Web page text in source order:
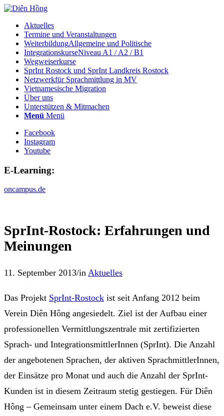
Aktuelles
Termine und Veranstaltungen
WeiterbildungAllgemeine und Politische
IntegrationskurseNiveau A1 / A2 / B1
Wegweiserkurse
SprInt Rostock und SprInt Landkreis Rostock
Netzwerkfür Sprachmittlung in MV
Vietnamesische Migration
Über uns
Unterstützen & Mitmachen
Menü Menü
Facebook
Instagram
Youtube
E-Learning:
oncampus.de
SprInt-Rostock: Erfahrungen und
Meinungen
11. September 2013/in Aktuelles
Das Projekt SprInt-Rostock ist seit Anfang 2012 beim
Verein Diên Hông angesiedelt. Ziel ist der Aufbau einer
professionellen Vermittlungszentrale mit zertifizierten
Sprach- und IntegrationsmittlerInnen (SprInt). Die Anzahl
der angebotenen Sprachen, der aktiven SprachmittlerInnen,
der Einsätze pro Monat und auch die Anzahl der SprInt-
Kunden ist in diesem Zeitraum stetig gestiegen. Für Diên
Hông – Gemeinsam unter einem Dach e.V. beweist diese